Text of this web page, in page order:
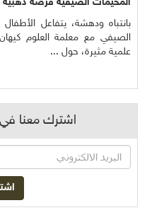
بانتباه ودهشة، يتفاعل
الصيفي مع معلمة العلوم
علمية مثيرة، حول ...
اشترك معنا في